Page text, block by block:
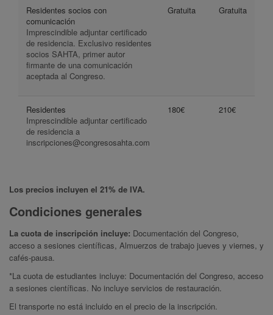
Residentes socios con
comunicación
Imprescindible adjuntar certificado
de residencia. Exclusivo residentes
socios SAHTA, primer autor
firmante de una comunicación
aceptada al Congreso.
Gratuita Gratuita
Residentes
Imprescindible adjuntar certificado
de residencia a
inscripciones@congresosahta.com
180€ 210€
Los precios incluyen el 21% de IVA.
Condiciones generales
La cuota de inscripción incluye: Documentación del Congreso,
acceso a sesiones científicas, Almuerzos de trabajo jueves y viernes, y
cafés-pausa.
*La cuota de estudiantes incluye: Documentación del Congreso, acceso
a sesiones científicas. No incluye servicios de restauración.
El transporte no está incluido en el precio de la inscripción.